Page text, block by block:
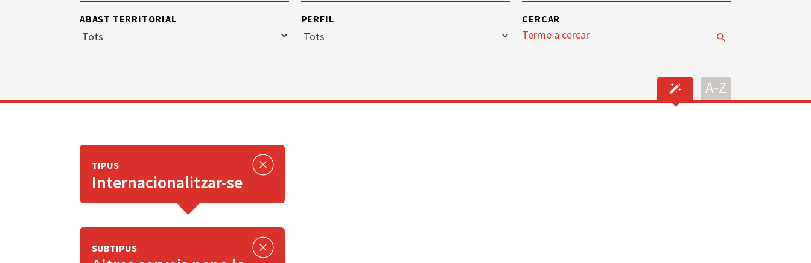
ABAST TERRITORIAL PERFIL CERCAR
TIPUS
Internacionalitzar-se
SUBTIPUS